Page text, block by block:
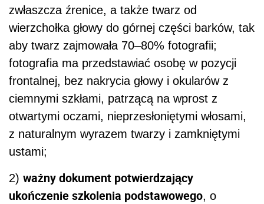
zwłaszcza źrenice, a także twarz od
wierzchołka głowy do górnej części barków, tak
aby twarz zajmowała 70–80% fotografii;
fotografia ma przedstawiać osobę w pozycji
frontalnej, bez nakrycia głowy i okularów z
ciemnymi szkłami, patrzącą na wprost z
otwartymi oczami, nieprzesłoniętymi włosami,
z naturalnym wyrazem twarzy i zamkniętymi
ustami;
2) ważny dokument potwierdzający
ukończenie szkolenia podstawowego, o